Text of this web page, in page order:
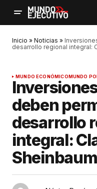
Inicio » Noticias »
desarrollo regional integral:
MUNDO ECONÓMICOMUNDO
deben
desarrollo
integral:
Sheinbaum